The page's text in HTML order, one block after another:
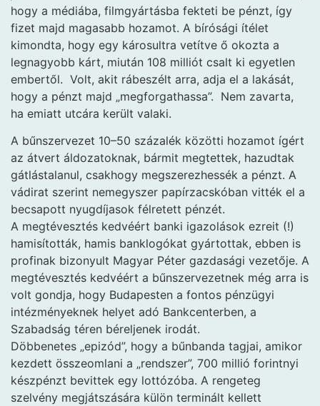
hogy a médiába, filmgyártásba fekteti be pénzt, így
fizet majd magasabb hozamot. A bírósági ítélet
kimondta, hogy egy károsultra vetítve ő okozta a
legnagyobb kárt, miután 108 milliót csalt ki egyetlen
embertől. Volt, akit rábeszélt arra, adja el a lakását,
hogy a pénzt majd „megforgathassa”. Nem zavarta,
ha emiatt utcára került valaki.
A bűnszervezet 10–50 százalék közötti hozamot ígért
az átvert áldozatoknak, bármit megtettek, hazudtak
gátlástalanul, csakhogy megszerezhessék a pénzt. A
vádirat szerint nemegyszer papírzacskóban vitték el a
becsapott nyugdíjasok félretett pénzét.
A megtévesztés kedvéért banki igazolások ezreit (!)
hamisították, hamis banklogókat gyártottak, ebben is
profinak bizonyult Magyar Péter gazdasági vezetője. A
megtévesztés kedvéért a bűnszervezetnek még arra is
volt gondja, hogy Budapesten a fontos pénzügyi
intézményeknek helyet adó Bankcenterben, a
Szabadság téren béreljenek irodát.
Döbbenetes „epizód”, hogy a bűnbanda tagjai, amikor
kezdett összeomlani a „rendszer”, 700 millió forintnyi
készpénzt bevittek egy lottózóba. A rengeteg
szelvény megjátszására külön terminált kellett